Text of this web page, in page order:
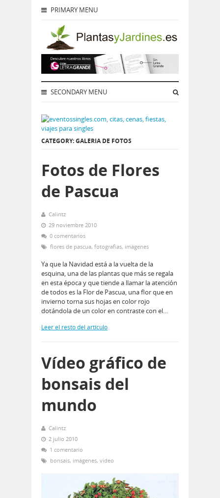
PRIMARY MENU
SECONDARY MENU
CATEGORY: GALERIA DE FOTOS
Fotos de Flores
de Pascua
Calintz
29 noviembre 2010
0 comentarios
flores de pascua, fotografias, imágenes
Ya que la Navidad está a la vuelta de la
esquina, una de las plantas que más se regala
en esta época y que tiende a llamar la atención
de todos es la Flor de Pascua, una flor que en
invierno torna sus hojas en color rojo
dotándola de un color en contraste con el…
Leer el resto del artículo
Vídeo gráfico de
bonsais del
mundo
Calintz
2 julio 2010
1 comentario
bonsais, imágenes, video